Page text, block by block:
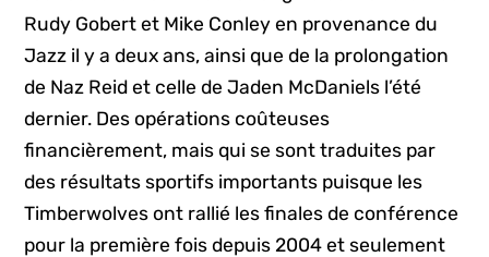
Rudy Gobert et Mike Conley en provenance du
Jazz il y a deux ans, ainsi que de la prolongation
de Naz Reid et celle de Jaden McDaniels l’été
dernier. Des opérations coûteuses
financièrement, mais qui se sont traduites par
des résultats sportifs importants puisque les
Timberwolves ont rallié les finales de conférence
pour la première fois depuis 2004 et seulement